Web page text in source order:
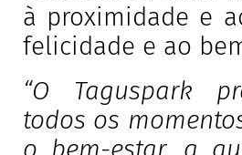
à proximidade e
felicidade e ao
“O Taguspark
todos os